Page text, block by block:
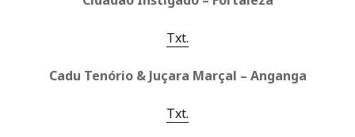
Txt.
Cadu Tenório & Juçara Marçal – Anganga
Txt.